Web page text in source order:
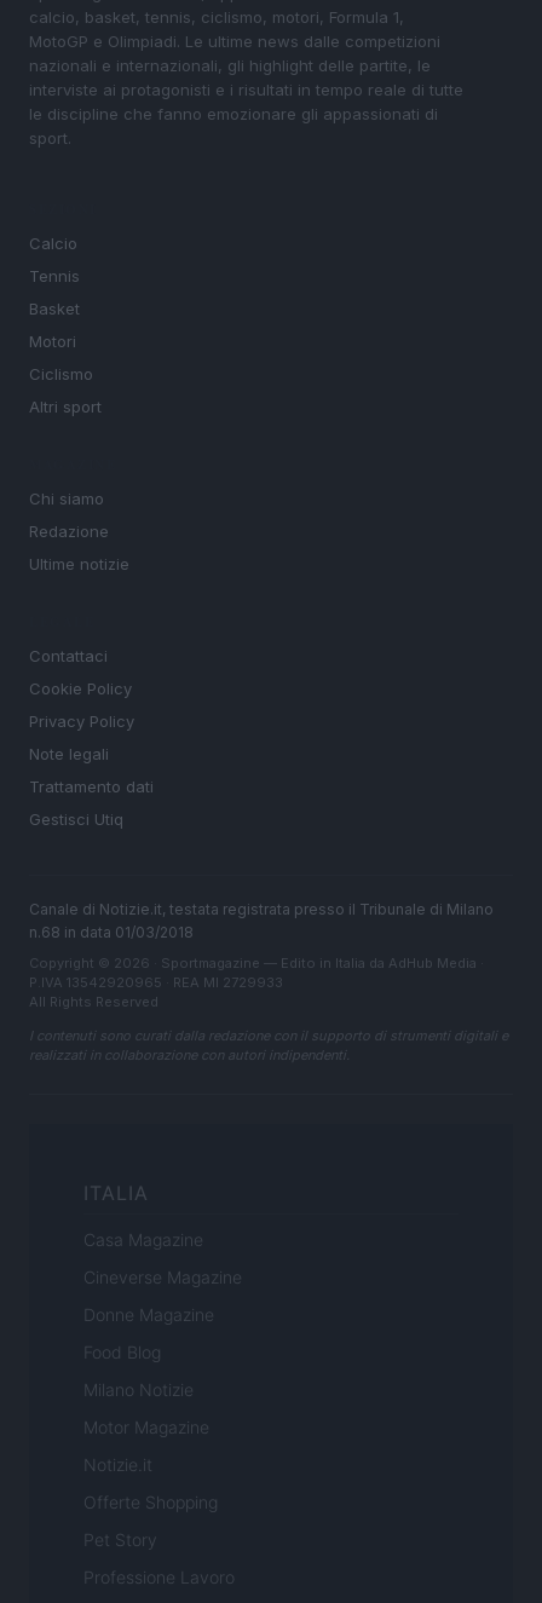
calcio, basket, tennis, ciclismo, motori, Formula 1,
MotoGP e Olimpiadi. Le ultime news dalle competizioni
nazionali e internazionali, gli highlight delle partite, le
interviste ai protagonisti e i risultati in tempo reale di tutte
le discipline che fanno emozionare gli appassionati di
sport.
Calcio
Tennis
Basket
Motori
Ciclismo
Altri sport
Chi siamo
Redazione
Ultime notizie
Contattaci
Cookie Policy
Privacy Policy
Note legali
Trattamento dati
Gestisci Utiq
Canale di Notizie.it, testata registrata presso il Tribunale di Milano
n.68 in data 01/03/2018
Copyright © 2026 · Sportmagazine — Edito in Italia da AdHub Media
P.IVA 13542920965 · REA MI 2729933
All Rights Reserved
I contenuti sono curati dalla redazione con il supporto di strumenti digitali e
realizzati in collaborazione con autori indipendenti.
ITALIA
Casa Magazine
Cineverse Magazine
Donne Magazine
Food Blog
Milano Notizie
Motor Magazine
Notizie.it
Offerte Shopping
Pet Story
Professione Lavoro